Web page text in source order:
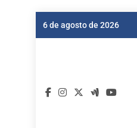
6 de agosto de 2026